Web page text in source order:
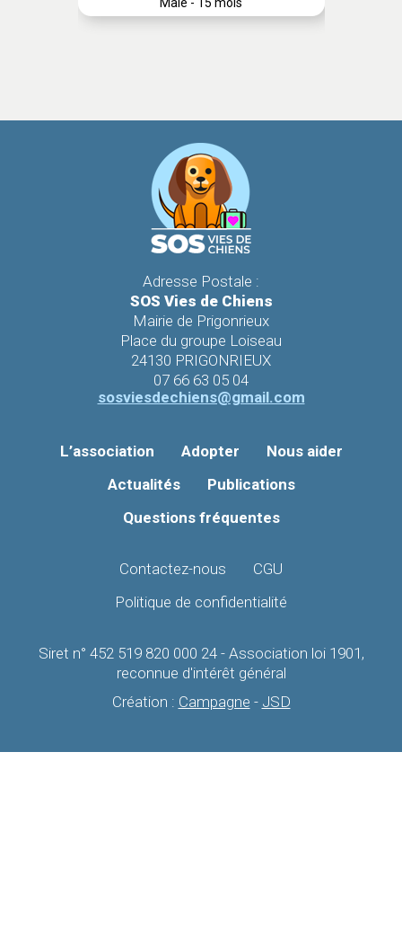
Adresse Postale :
SOS Vies de Chiens
Mairie de Prigonrieux
Place du groupe Loiseau
24130 PRIGONRIEUX
07 66 63 05 04
sosviesdechiens@gmail.com
L’association Adopter
Nous aider
Actualités
Publications
Questions fréquentes
Contactez-nous
CGU
Politique de confidentialité
Siret n° 452 519 820 000 24 - Association loi 1901,
reconnue d'intérêt général
Création : Campagne - JSD